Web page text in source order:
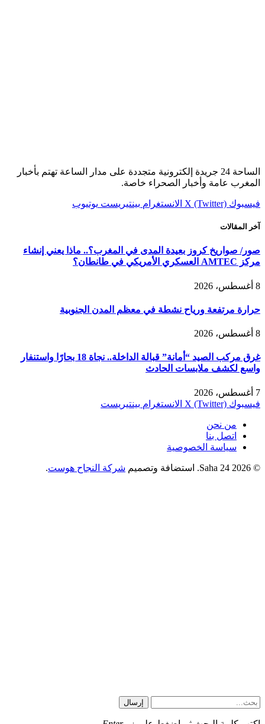
الساحة 24 جريدة إلكترونية متجددة على مدار الساعة تهتم بأخبار
المغرب عامة وأخبار الصحراء خاصة.
فيسبوك X (Twitter) الانستغرام بينتيريست يوتيوب
آخر المقالات
صور/ صواريخ كروز بعيدة المدى في المغرب؟.. ماذا يعني إنشاء
مركز AMTEC العسكري الأمريكي في طانطان؟
8 أغسطس، 2026
حرارة مرتفعة ورياح نشطة في معظم المدن الجنوبية
8 أغسطس، 2026
غرق مركب الصيد “أمانة” قبالة الداخلة.. نجاة 18 بحارًا واستنفار
واسع لكشف ملابسات الحادث
7 أغسطس، 2026
فيسبوك X (Twitter) الانستغرام بينتيريست
من نحن
اتصل بنا
سياسة الخصوصية
© 2026 Saha 24. استضافة وتصميم شركة النجاح هوست.
إرسال